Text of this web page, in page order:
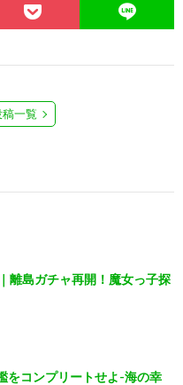
稿一覧
離島ガチャ再開！魔女っ子探
をコンプリートせよ-海の幸